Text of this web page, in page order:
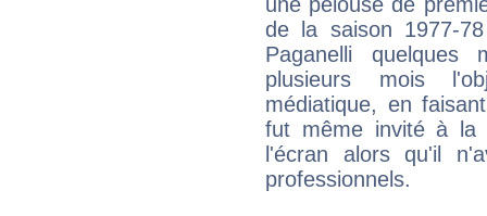
de la saison 1977-
Paganelli
plusieurs mois
médiatique, en
fut même invité à la
l'écran alors qu'il
professionnels.